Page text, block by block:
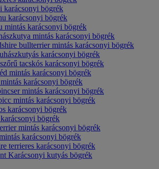
karácsonyi bögrék
karácsonyi bögrék
mintás karácsonyi bögrék
mintás karácsonyi bögrék
bullterrier mintás karácsonyi bögrék
karácsonyi bögrék
tacskós karácsonyi bögrék
mintás karácsonyi bögrék
karácsonyi bögrék
mintás karácsonyi bögrék
mintás karácsonyi bögrék
karácsonyi bögrék
bögrék
mintás karácsonyi bögrék
karácsonyi bögrék
terrieres karácsonyi bögrék
Karácsonyi kutyás bögrék